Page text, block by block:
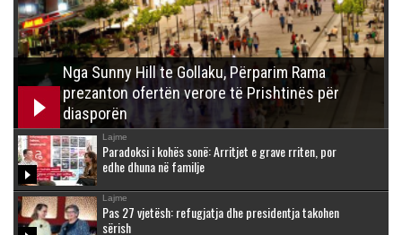
Nga Sunny Hill te Gollaku, Përparim Rama
prezanton ofertën verore të Prishtinës për
diasporën
Lajme
Paradoksi i kohës sonë: Arritjet e grave rriten, por
edhe dhuna në familje
Lajme
Pas 27 vjetësh: refugjatja dhe presidentja takohen
sërish